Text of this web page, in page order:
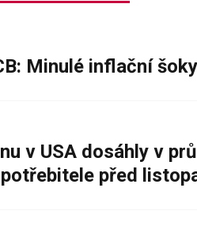
Minulé inflační
v USA dosáhly v
před